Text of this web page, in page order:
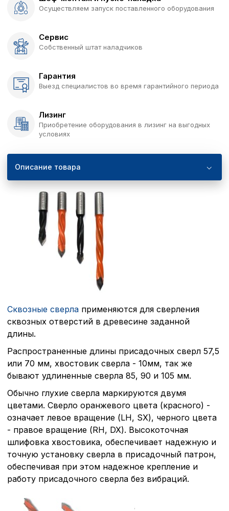
Осуществляем запуск поставленного оборудования
Сервис
Собственный штат наладчиков
Гарантия
Выезд специалистов во время гарантийного периода
Лизинг
Приобретение оборудования в лизинг на выгодных
условиях
Описание товара
Сквозные сверла применяются для сверления
сквозных отверстий в древесине заданной
длины.
Распространенные длины присадочных сверл 57,5
или 70 мм, хвостовик сверла - 10мм, так же
бывают удлиненные сверла 85, 90 и 105 мм.
Обычно глухие сверла маркируются двумя
цветами. Сверло оранжевого цвета (красного) -
означает левое вращение (LH, SX), черного цвета
- правое вращение (RH, DX). Высокоточная
шлифовка хвостовика, обеспечивает надежную и
точную установку сверла в присадочный патрон,
обеспечивая при этом надежное крепление и
работу присадочного сверла без вибраций.